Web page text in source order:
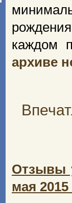
каждом
архиве
Отзывы
мая 2015